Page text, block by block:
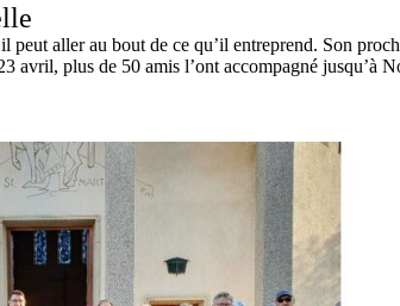
aller au bout de ce qu’il entreprend. Son
avril, plus de 50 amis l’ont accompagné jusqu’à